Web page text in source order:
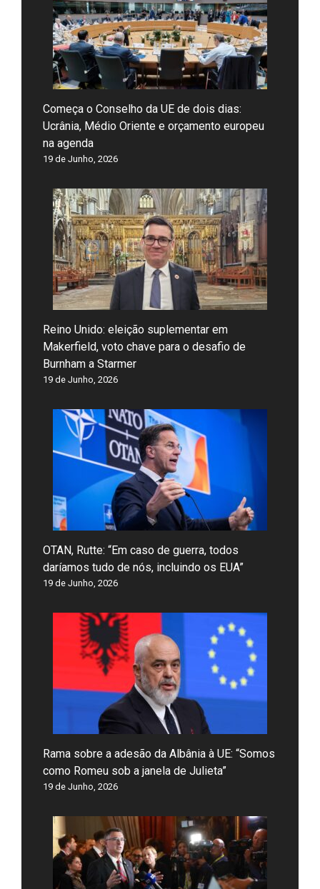
Começa o Conselho da UE de dois dias:
Ucrânia, Médio Oriente e orçamento europeu
na agenda
19 de Junho, 2026
Reino Unido: eleição suplementar em
Makerfield, voto chave para o desafio de
Burnham a Starmer
19 de Junho, 2026
OTAN, Rutte: “Em caso de guerra, todos
daríamos tudo de nós, incluindo os EUA”
19 de Junho, 2026
Rama sobre a adesão da Albânia à UE: “Somos
como Romeu sob a janela de Julieta”
19 de Junho, 2026